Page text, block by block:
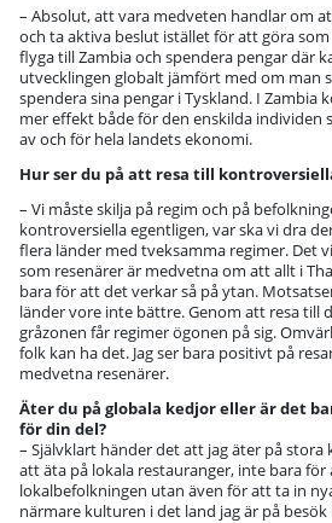
– Absolut, att vara medveten handlar om
och ta aktiva beslut istället för att göra
flyga till Zambia och spendera pengar där
utvecklingen globalt jämfört med om man
spendera sina pengar i Tyskland. I Zambia
mer effekt både för den enskilda individen
av och för hela landets ekonomi.
Hur ser du på att resa till
– Vi måste skilja på regim och på
kontroversiella egentligen, var ska vi dra
flera länder med tveksamma regimer. Det
som resenärer är medvetna om att allt i
bara för att det verkar så på ytan.
länder vore inte bättre. Genom att resa till
gråzonen får regimer ögonen på sig.
folk kan ha det. Jag ser bara positivt på
medvetna resenärer.
Äter du på globala kedjor eller är det
för din del?
– Självklart händer det att jag äter på stora
att äta på lokala restauranger, inte bara
lokalbefolkningen utan även för att ta in
närmare kulturen i det land jag är på besök